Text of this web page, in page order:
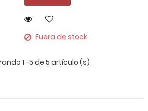
Fuera de stock
1 -5 de 5 artículo (s)